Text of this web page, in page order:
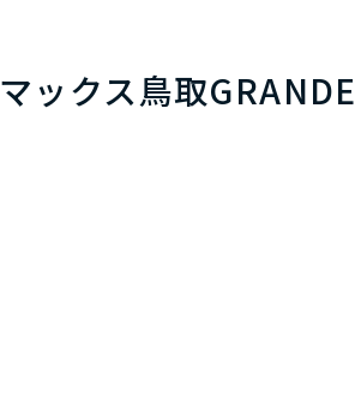
ックス鳥取GRANDE